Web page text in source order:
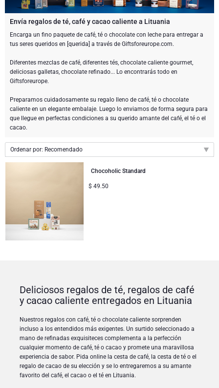
Enviar una botella de champán
Merk
Champán Dom Pérignon
Champán Moet & Chandon
Champán Pommery
Champán Lanson
Enviar una botella de vino
Regalos de vino espumoso
Regalos de chocolate y vino
Enviar una botella de champán
Regalos de vino espumoso
Regalos de cerveza
Paquetes de regalo de licores
Regalos sin alcohol
CHOCOLATE
Regalos de chocolate
Regalos de chocolate y Champán
Regalos de chocolate y vino
Sweet Gifts
Neuhaus chocolates
Jules Destrooper
REGALOS GOURMET
Regalos gourmet
LIFESTYLE
Regalos de estilo de vida
Atelier Rebul
Le Parfum de Nathalie
Atelier Rebul
Cartwright & Butler
Corné Port-Royal chocolates Belgas
Godiva chocolates
Neuhaus chocolates
Champán Pommery
Trixie bebé & niños
Regalar Veuve Clicquot
PRECIO
Presupuesto Regalos
OCASIONES
Los regalos más vendidos
Regalos de cumpleaños
Regalos de empresa
Proficiat
Regalos de agradecimiento
Regalos románticos
Regalos para ella
REGALOS DE EMPRESA
Colección Corporativa
Envía regalos de té, café y cacao caliente a Lituania
Encarga un fino paquete de café, té o chocolate con leche para entregar a
tus seres queridos en [querida] a través de Giftsforeurope.com.
Diferentes mezclas de café, diferentes tés, chocolate caliente gourmet,
deliciosas galletas, chocolate refinado... Lo encontrarás todo en
Giftsforeurope.
Preparamos cuidadosamente su regalo lleno de café, té o chocolate
caliente en un elegante embalaje. Luego lo enviamos de forma segura para
que llegue en perfectas condiciones a su querido amante del café, el té o el
cacao.
Ordenar por: Recomendado
Precio de mayor a menor
Chocoholic Standard
$ 49.50
Deliciosos regalos de té, regalos de café
y cacao caliente entregados en Lituania
Nuestros regalos con café, té o chocolate caliente sorprenden
incluso a los entendidos más exigentes. Un surtido seleccionado a
mano de refinadas exquisiteces complementa a la perfección
cualquier momento de café, té o cacao y promete una maravillosa
experiencia de sabor. Pida online la cesta de café, la cesta de té o el
regalo de cacao de su elección y se lo entregaremos a su amante
favorito del café, el cacao o el té en Lituania.